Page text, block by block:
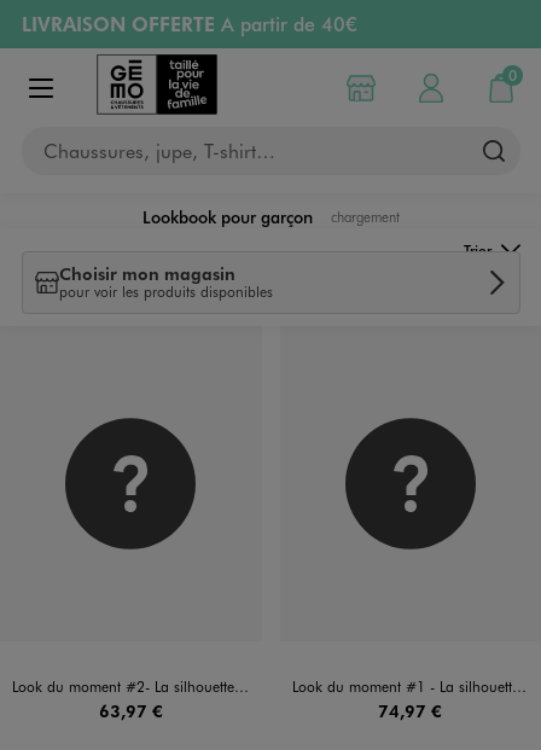
Aller au contenu principal
Aller à la navigation
LIVRAISON OFFERTE A partir de 40€
RETRAIT ET LIVRAISON OFFERTE
en magasin
PAYEZ EN 3x SANS FRAIS
Retours OFFERTS
pendant 30 jours
Afficher le menu
Chaussures, jupe, T-shirt…
Choisir mon magasin
Mon compte
0
Mon
Lookbook pour garçon chargement
Choisir mon magasin
pour voir les produits disponibles
Trier
Look du moment #2- La silhouette complète
63,97 €
Look du moment #1 - La silhouette complète
74,97 €